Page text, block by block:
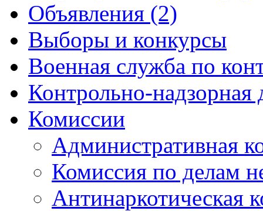
Объявления (2)
Выборы и конкурсы
Военная служба по
Контрольно-надзорная
Комиссии
Административная
Комиссия по делам
Антинаркотическая